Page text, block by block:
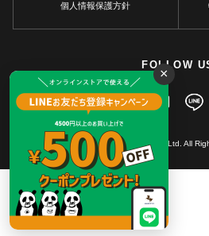
×
個人情報保護方針
FOLLOW
© MARKEY'S Co., Ltd. All